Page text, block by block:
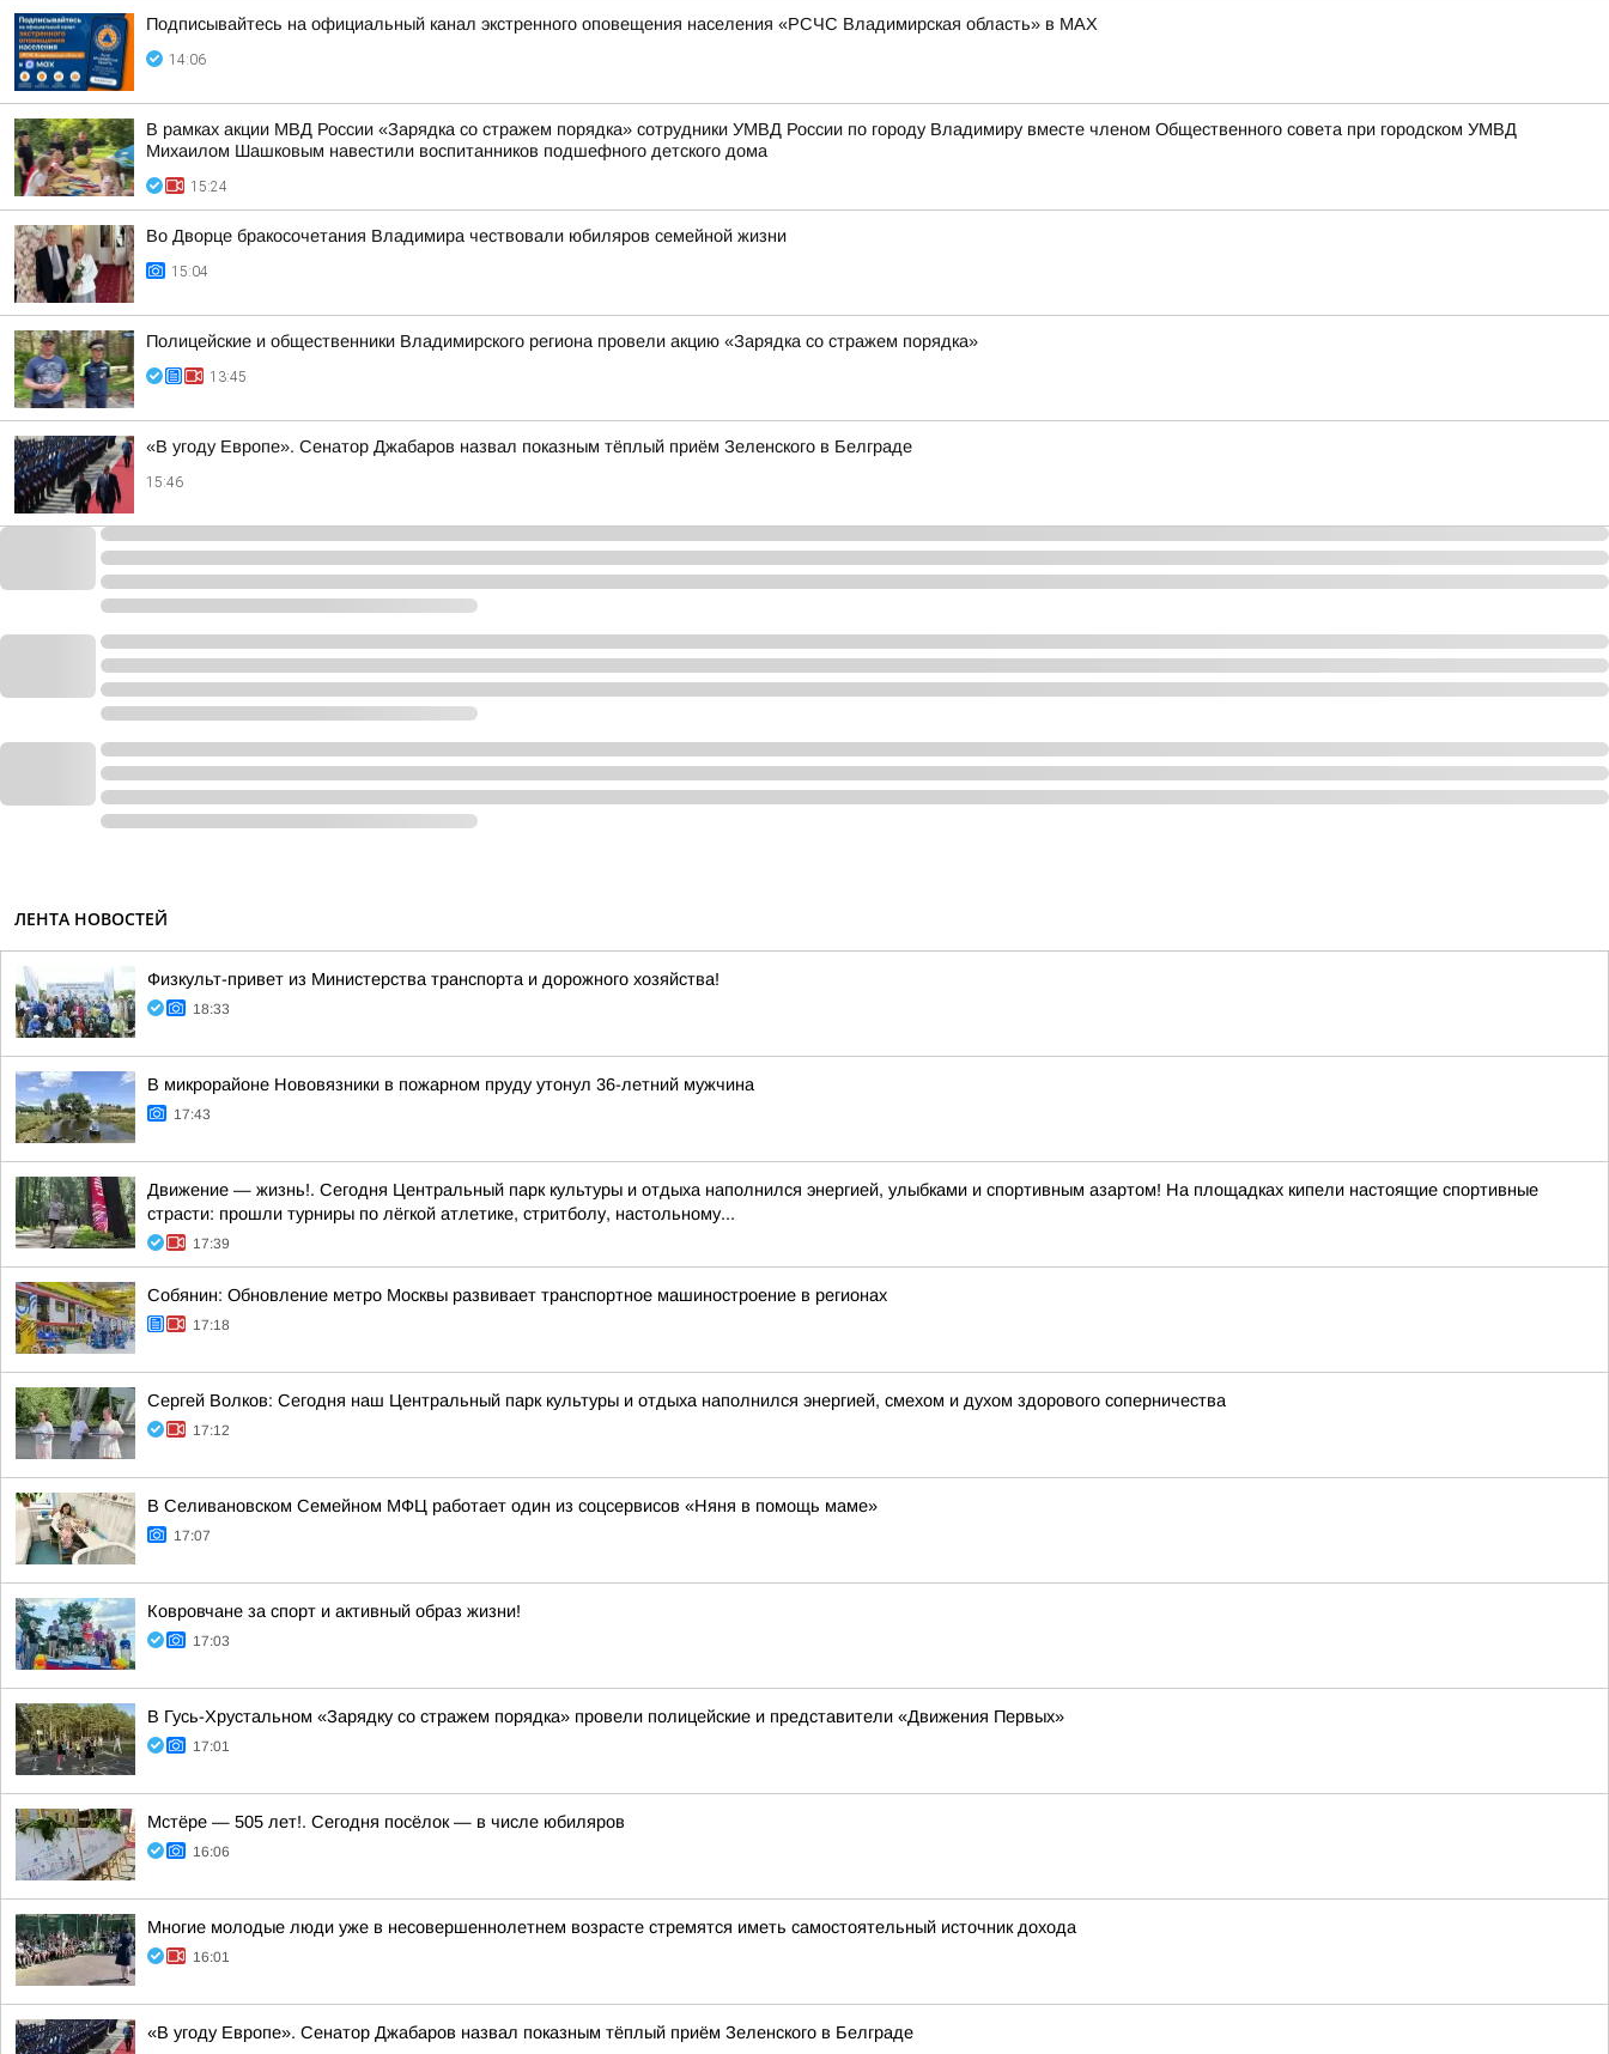
Подписывайтесь на официальный канал экстренного оповещения населения «РСЧС Владимирская область» в МАХ
14:06
В рамках акции МВД России «Зарядка со стражем порядка» сотрудники УМВД России по городу Владимиру вместе членом Общественного совета при городском УМВД
Михаилом Шашковым навестили воспитанников подшефного детского дома
15:24
Во Дворце бракосочетания Владимира чествовали юбиляров семейной жизни
15:04
Полицейские и общественники Владимирского региона провели акцию «Зарядка со стражем порядка»
13:45
«В угоду Европе». Сенатор Джабаров назвал показным тёплый приём Зеленского в Белграде
15:46
ЛЕНТА НОВОСТЕЙ
Физкульт-привет из Министерства транспорта и дорожного хозяйства!
18:33
В микрорайоне Нововязники в пожарном пруду утонул 36-летний мужчина
17:43
Движение — жизнь!. Сегодня Центральный парк культуры и отдыха наполнился энергией, улыбками и спортивным азартом! На площадках кипели настоящие спортивные
страсти: прошли турниры по лёгкой атлетике, стритболу, настольному...
17:39
Собянин: Обновление метро Москвы развивает транспортное машиностроение в регионах
17:18
Сергей Волков: Сегодня наш Центральный парк культуры и отдыха наполнился энергией, смехом и духом здорового соперничества
17:12
В Селивановском Семейном МФЦ работает один из соцсервисов «Няня в помощь маме»
17:07
Ковровчане за спорт и активный образ жизни!
17:03
В Гусь-Хрустальном «Зарядку со стражем порядка» провели полицейские и представители «Движения Первых»
17:01
Мстёре — 505 лет!. Сегодня посёлок — в числе юбиляров
16:06
Многие молодые люди уже в несовершеннолетнем возрасте стремятся иметь самостоятельный источник дохода
16:01
«В угоду Европе». Сенатор Джабаров назвал показным тёплый приём Зеленского в Белграде